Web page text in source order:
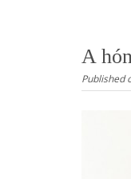
A
Published